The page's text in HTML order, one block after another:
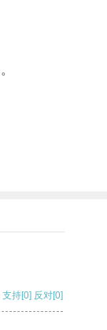
支持[0] 反对[0]